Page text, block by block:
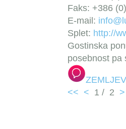
Faks: +386
E-mail:
Splet: http://
Gostinska
posebnost pa
<< < 1 / 2 >